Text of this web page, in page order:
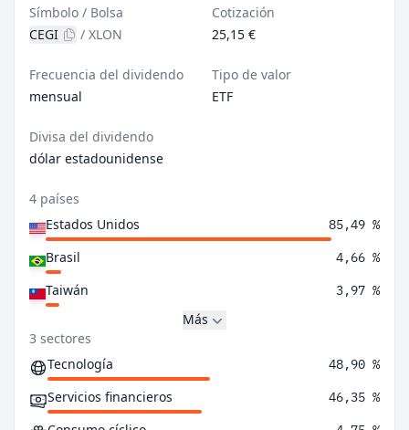
Símbolo / Bolsa
CEGI
/ XLON
Cotización
25,15 €
Frecuencia del dividendo
mensual
Tipo de valor
ETF
Divisa del dividendo
dólar estadounidense
4 países
Estados Unidos
85,49 %
Brasil 4,66 %
Taiwán 3,97 %
Más
3 sectores
Tecnología
48,90 %
Servicios financieros 46,35 %